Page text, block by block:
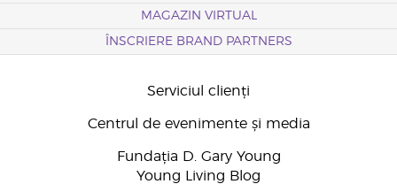
MAGAZIN VIRTUAL
ÎNSCRIERE BRAND PARTNERS
Serviciul clienți
Centrul de evenimente și media
Fundația D. Gary Young
Young Living Blog